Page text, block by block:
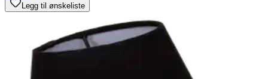
Legg til ønskeliste